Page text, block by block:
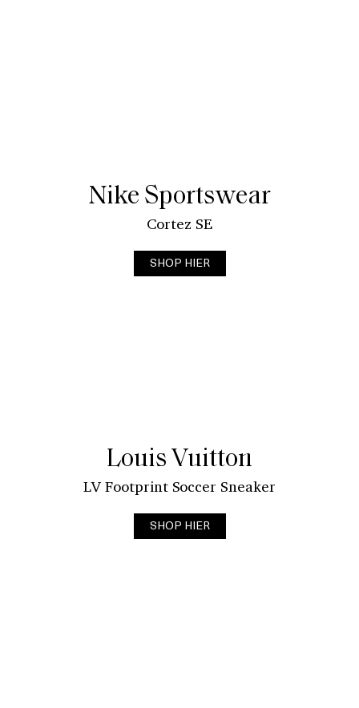
Nike Sportswear
Cortez SE
SHOP HIER
Louis Vuitton
LV Footprint Soccer Sneaker
SHOP HIER